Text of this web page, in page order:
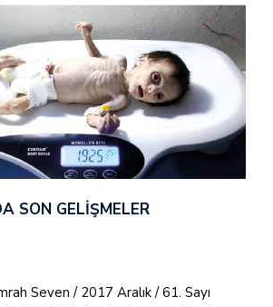
SON GELIŞMELER
Seven / 2017 Aralık / 61. Sayı